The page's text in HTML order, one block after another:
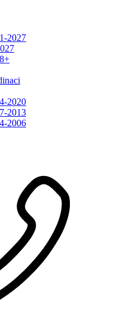
2027
2020
2013
2006